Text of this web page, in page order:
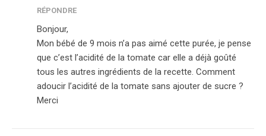
RÉPONDRE
Bonjour,
Mon bébé de 9 mois n’a pas aimé cette purée, je pense
que c’est l’acidité de la tomate car elle a déjà goûté
tous les autres ingrédients de la recette. Comment
adoucir l’acidité de la tomate sans ajouter de sucre ?
Merci